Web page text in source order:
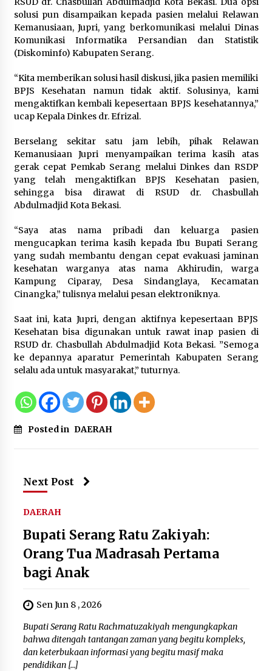
solusi pun disampaikan kepada pasien melalui Relawan
Kemanusiaan, Jupri, yang berkomunikasi melalui Dinas
Komunikasi Informatika Persandian dan Statistik
(Diskominfo) Kabupaten Serang.
“Kita memberikan solusi hasil diskusi, jika pasien memiliki
BPJS Kesehatan namun tidak aktif. Solusinya, kami
mengaktifkan kembali kepesertaan BPJS kesehatannya,”
ucap Kepala Dinkes dr. Efrizal.
Berselang sekitar satu jam lebih, pihak Relawan
Kemanusiaan Jupri menyampaikan terima kasih atas
gerak cepat Pemkab Serang melalui Dinkes dan RSDP
yang telah mengaktifkan BPJS Kesehatan pasien,
sehingga bisa dirawat di RSUD dr. Chasbullah
Abdulmadjid Kota Bekasi.
“Saya atas nama pribadi dan keluarga pasien
mengucapkan terima kasih kepada Ibu Bupati Serang
yang sudah membantu dengan cepat evakuasi jaminan
kesehatan warganya atas nama Akhirudin, warga
Kampung Ciparay, Desa Sindanglaya, Kecamatan
Cinangka,” tulisnya melalui pesan elektroniknya.
Saat ini, kata Jupri, dengan aktifnya kepesertaan BPJS
Kesehatan bisa digunakan untuk rawat inap pasien di
RSUD dr. Chasbullah Abdulmadjid Kota Bekasi. ”Semoga
ke depannya aparatur Pemerintah Kabupaten Serang
selalu ada untuk masyarakat,” tuturnya.
Posted in DAERAH
Next Post
DAERAH
Bupati Serang Ratu Zakiyah:
Orang Tua Madrasah Pertama
bagi Anak
Sen Jun 8 , 2026
Bupati Serang Ratu Rachmatuzakiyah mengungkapkan
bahwa ditengah tantangan zaman yang begitu kompleks,
dan keterbukaan informasi yang begitu masif maka
pendidikan […]